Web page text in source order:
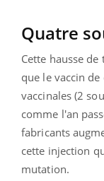
Quatre
Cette hausse
que le vaccin
vaccinales (2
comme l'an
fabricants
cette injection
mutation.